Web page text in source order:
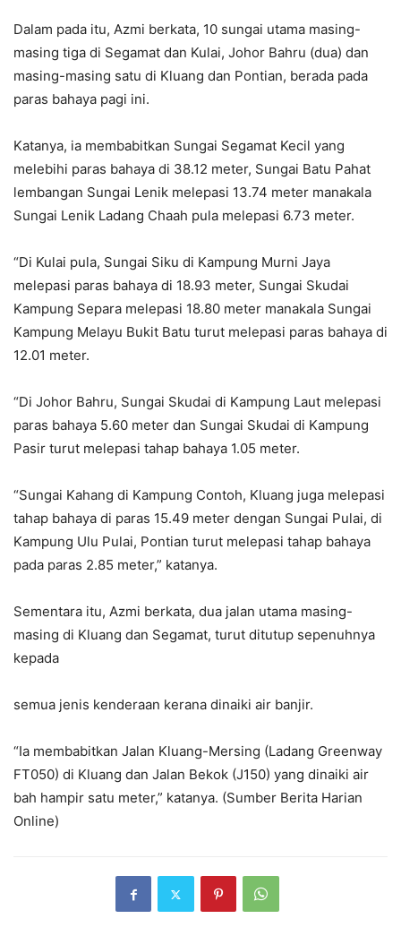
Dalam pada itu, Azmi berkata, 10 sungai utama masing-
masing tiga di Segamat dan Kulai, Johor Bahru (dua) dan
masing-masing satu di Kluang dan Pontian, berada pada
paras bahaya pagi ini.
Katanya, ia membabitkan Sungai Segamat Kecil yang
melebihi paras bahaya di 38.12 meter, Sungai Batu Pahat
lembangan Sungai Lenik melepasi 13.74 meter manakala
Sungai Lenik Ladang Chaah pula melepasi 6.73 meter.
“Di Kulai pula, Sungai Siku di Kampung Murni Jaya
melepasi paras bahaya di 18.93 meter, Sungai Skudai
Kampung Separa melepasi 18.80 meter manakala Sungai
Kampung Melayu Bukit Batu turut melepasi paras bahaya di
12.01 meter.
“Di Johor Bahru, Sungai Skudai di Kampung Laut melepasi
paras bahaya 5.60 meter dan Sungai Skudai di Kampung
Pasir turut melepasi tahap bahaya 1.05 meter.
“Sungai Kahang di Kampung Contoh, Kluang juga melepasi
tahap bahaya di paras 15.49 meter dengan Sungai Pulai, di
Kampung Ulu Pulai, Pontian turut melepasi tahap bahaya
pada paras 2.85 meter,” katanya.
Sementara itu, Azmi berkata, dua jalan utama masing-
masing di Kluang dan Segamat, turut ditutup sepenuhnya
kepada
semua jenis kenderaan kerana dinaiki air banjir.
“Ia membabitkan Jalan Kluang-Mersing (Ladang Greenway
FT050) di Kluang dan Jalan Bekok (J150) yang dinaiki air
bah hampir satu meter,” katanya. (Sumber Berita Harian
Online)